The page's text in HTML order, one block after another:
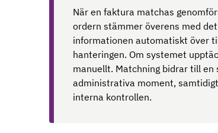
När en faktura matchas
ordern stämmer överens med
informationen automatiskt över
hanteringen. Om systemet
manuellt. Matchning bidrar till
administrativa moment,
interna kontrollen.